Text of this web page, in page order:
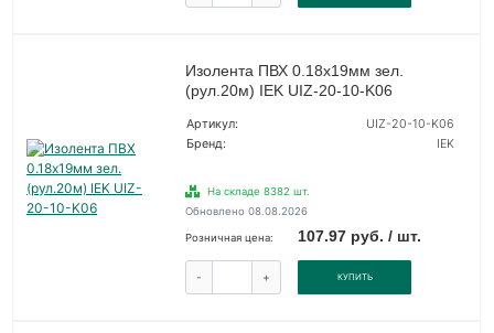
Изолента ПВХ 0.18х19мм зел.
(рул.20м) IEK UIZ-20-10-K06
Артикул:
UIZ-20-10-K06
Бренд:
IEK
На складе 8382 шт.
Обновлено 08.08.2026
Розничная цена: 107.97 руб. / шт.
- + КУПИТЬ